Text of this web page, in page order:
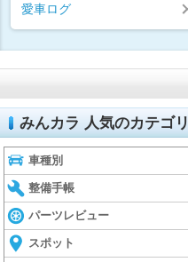
愛車ログ
みんカラ 人気のカテゴリ
車種別
整備手帳
パーツレビュー
スポット